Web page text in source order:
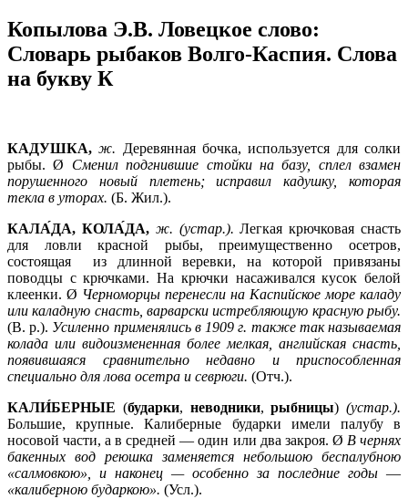
Копылова Э.В. Ловецкое слово:
Словарь рыбаков Волго-Каспия. Слова
на букву К
КАДУШКА,ж. Деревянная бочка, используется для солки
рыбы. Ø Сменил подгнившие стойки на базу, сплел взамен
порушенного новый плетень; исправил кадушку, которая
текла в уторах. (Б. Жил.).
КАЛА́ДА, КОЛА́ДА, ж. (устар.).Легкая крючковая снасть
для ловли красной рыбы, преимущественно осетров,
состоящая из длинной веревки, на которой привязаны
поводцы с крючками. На крючки насаживался кусок белой
клеенки. Ø Черноморцы перенесли на Каспийское море каладу
или каладную снасть, варварски истребляющую красную рыбу.
(В. р.). Усиленно применялись в 1909 г. также так называемая
колада или видоизмененная более мелкая, английская снасть,
появившаяся сравнительно недавно и приспособленная
специально для лова осетра и севрюги. (Отч.).
КАЛИ́БЕРНЫЕ (бударки, неводники,рыбницы) (устар.).
Большие, крупные. Калиберные бударки имели палубу в
носовой части, а в средней — один или два закроя. Ø В чернях
бакенных вод реюшка заменяется небольшою беспалубною
«салмовкою», и наконец — особенно за последние годы —
«калиберною бударкою». (Усл.).